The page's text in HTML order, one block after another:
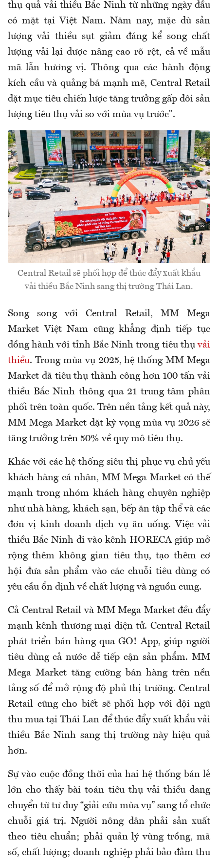
thụ quả vải thiều Bắc Ninh từ những ngày đầu
có mặt tại Việt Nam. Năm nay, mặc dù sản
lượng vải thiều sụt giảm đáng kể song chất
lượng vải lại được nâng cao rõ rệt, cả về mẫu
mã lẫn hương vị. Thông qua các hành động
kích cầu và quảng bá mạnh mẽ, Central Retail
đặt mục tiêu chiến lược tăng trưởng gấp đôi sản
lượng tiêu thụ vải so với mùa vụ trước".
Central Retail sẽ phối hợp để thúc đẩy xuất khẩu
vải thiều Bắc Ninh sang thị trường Thái Lan.
Song song với Central Retail, MM Mega
Market Việt Nam cũng khẳng định tiếp tục
đồng hành với tỉnh Bắc Ninh trong tiêu thụvải
thiều. Trong mùa vụ 2025, hệ thống MM Mega
Market đã tiêu thụ thành công hơn 100 tấn vải
thiều Bắc Ninh thông qua 21 trung tâm phân
phối trên toàn quốc. Trên nền tảng kết quả này,
MM Mega Market đặt kỳ vọng mùa vụ 2026 sẽ
tăng trưởng trên 50% về quy mô tiêu thụ.
Khác với các hệ thống siêu thị phục vụ chủ yếu
khách hàng cá nhân, MM Mega Market có thế
mạnh trong nhóm khách hàng chuyên nghiệp
như nhà hàng, khách sạn, bếp ăn tập thể và các
đơn vị kinh doanh dịch vụ ăn uống. Việc vải
thiều Bắc Ninh đi vào kênh HORECA giúp mở
rộng thêm không gian tiêu thụ, tạo thêm cơ
hội đưa sản phẩm vào các chuỗi tiêu dùng có
yêu cầu ổn định về chất lượng và nguồn cung.
Cả Central Retail và MM Mega Market đều đẩy
mạnh kênh thương mại điện tử. Central Retail
phát triển bán hàng qua GO! App, giúp người
tiêu dùng cả nước dễ tiếp cận sản phẩm. MM
Mega Market tăng cường bán hàng trên nền
tảng số để mở rộng độ phủ thị trường. Central
Retail cũng cho biết sẽ phối hợp với đội ngũ
thu mua tại Thái Lan để thúc đẩy xuất khẩu vải
thiều Bắc Ninh sang thị trường này hiệu quả
hơn.
Sự vào cuộc đồng thời của hai hệ thống bán lẻ
lớn cho thấy bài toán tiêu thụ vải thiều đang
chuyển từ tư duy “giải cứu mùa vụ” sang tổ chức
chuỗi giá trị. Người nông dân phải sản xuất
theo tiêu chuẩn; phải quản lý vùng trồng, mã
số, chất lượng; doanh nghiệp phải bảo đảm thu